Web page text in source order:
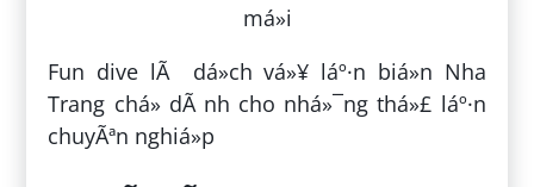
Fun dive lÃ dá»ch vá»¥ láº·n biá»n Nha
Trang chá» dÃ nh cho nhá»¯ng thá»£ láº·n
chuyÃªn nghiá»p